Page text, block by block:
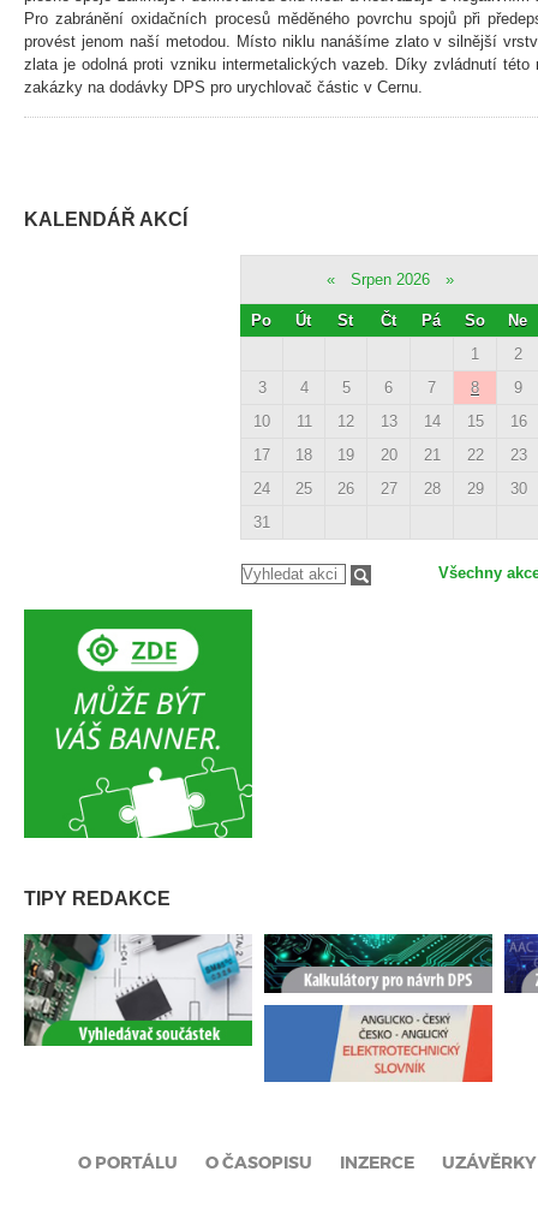
Pro zabránění oxidačních procesů měděného povrchu spojů při
provést jenom naší metodou. Místo niklu nanášíme zlato v silnější
zlata je odolná proti vzniku intermetalických vazeb. Díky zvládnutí
zakázky na dodávky DPS pro urychlovač částic v Cernu.
KALENDÁŘ AKCÍ
« Srpen 2026 »
Po Út St Čt Pá So
Ne
1
2
3
4 5 6 7 8
9
10
11 12 13 14 15
16
17
18 19 20 21 22
23
24
25 26 27 28 29
30
31
Všechny
TIPY REDAKCE
O PORTÁLU O ČASOPISU INZERCE UZÁVĚRKY